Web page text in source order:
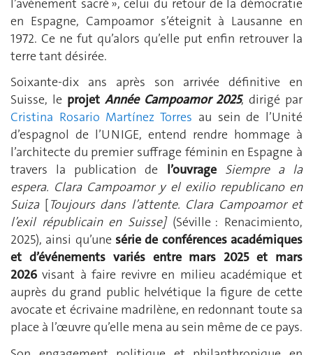
l’avènement sacré », celui du retour de la démocratie
en Espagne, Campoamor s’éteignit à Lausanne en
1972. Ce ne fut qu’alors qu’elle put enfin retrouver la
terre tant désirée.
Soixante-dix ans après son arrivée définitive en
Suisse, le projet Année Campoamor 2025, dirigé par
Cristina Rosario Martínez Torres au sein de l’Unité
d’espagnol de l’UNIGE, entend rendre hommage à
l’architecte du premier suffrage féminin en Espagne à
travers la publication de l’ouvrage Siempre a la
espera. Clara Campoamor y el exilio republicano en
Suiza[Toujours dans l’attente. Clara Campoamor et
l’exil républicain en Suisse](Séville : Renacimiento,
2025), ainsi qu’une série de conférences académiques
et d’événements variés entre mars 2025 et mars
2026visant à faire revivre en milieu académique et
auprès du grand public helvétique la figure de cette
avocate et écrivaine madrilène, en redonnant toute sa
place à l’œuvre qu’elle mena au sein même de ce pays.